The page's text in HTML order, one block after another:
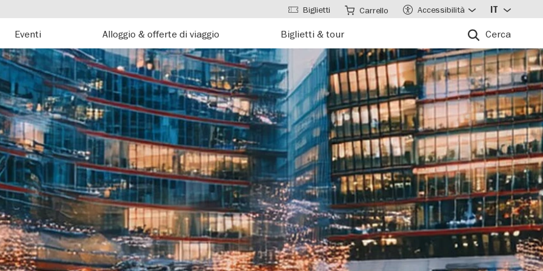
Eventi Alloggio & offerte di viaggio Biglietti & tour Cerca
Biglietti Carrello Accessibilità IT